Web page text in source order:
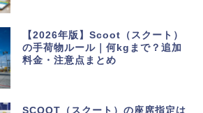
【2026年版】Scoot（スクート）
の手荷物ルール｜何kgまで？追加
料金・注意点まとめ
SCOOT（スクート）の座席指定は